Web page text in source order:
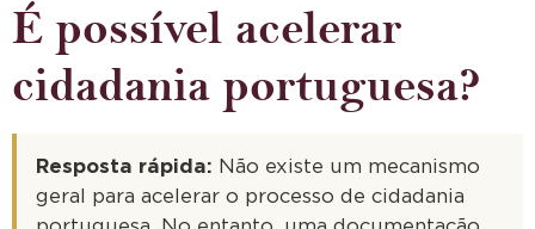
É possível acelerar
cidadania portuguesa?
Resposta rápida: Não existe um mecanismo
geral para acelerar o processo de cidadania